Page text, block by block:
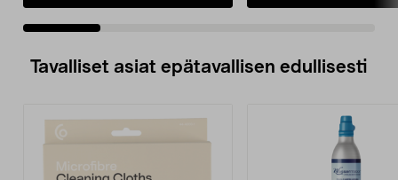
Tavalliset asiat epätavallisen edullisesti